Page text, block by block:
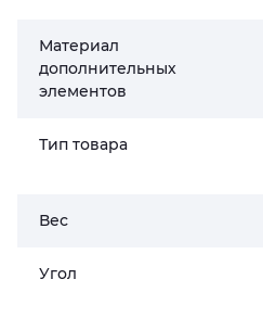
Материал
дополнительных
элементов
Тип товара
Вес
Угол